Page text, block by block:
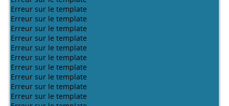
Choix de langues
عربية Francais English
Erreur sur le template
Mentions légales.
Plan du site.